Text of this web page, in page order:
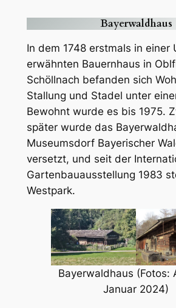
Bayerwaldhaus
In dem 1748 erstmals in einer
erwähnten Bauernhaus in
Schöllnach befanden sich
Stallung und Stadel unter
Bewohnt wurde es bis 1975.
später wurde das
Museumsdorf Bayerischer
versetzt, und seit der
Gartenbauausstellung 1983
Westpark.
Bayerwaldhaus (Fotos:
Januar 2024)